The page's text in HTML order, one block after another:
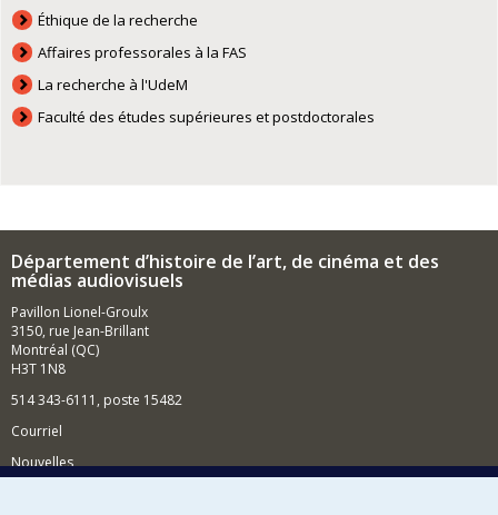
Éthique de la recherche
Affaires professorales à la FAS
La recherche à l'UdeM
Faculté des études supérieures et postdoctorales
Département d’histoire de l’art, de cinéma et des
médias audiovisuels
Pavillon Lionel-Groulx
3150, rue Jean-Brillant
Montréal (QC)
H3T 1N8
514 343-6111, poste 15482
Courriel
Nouvelles